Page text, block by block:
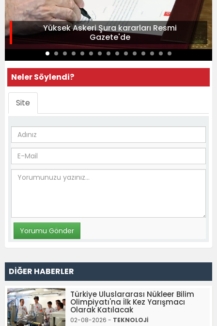
Yüksek Askeri Şura kararları Resmi
Gazete'de
Neler Söylendi?
Site
DİĞER HABERLER
Türkiye Uluslararası Nükleer Bilim
Olimpiyatı'na İlk Kez Yarışmacı
Olarak Katılacak
02-08-2026 - TEKNOLOJİ